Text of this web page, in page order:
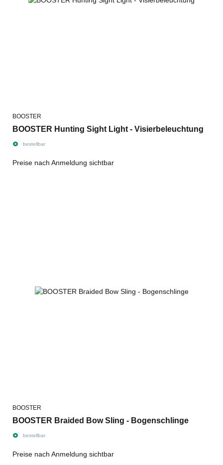
BOOSTER
BOOSTER Hunting Sight Light - Visierbeleuchtung
bestellbar
Preise nach Anmeldung sichtbar
BOOSTER
BOOSTER Braided Bow Sling - Bogenschlinge
bestellbar
Preise nach Anmeldung sichtbar